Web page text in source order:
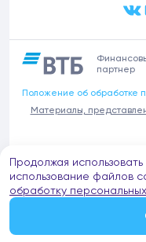
партнер
Положение об обработке
Материалы,
В связи с участившимися
имени компании
отделочных
компания Донстрой
представительств
Продолжая
использование файлов
обработку